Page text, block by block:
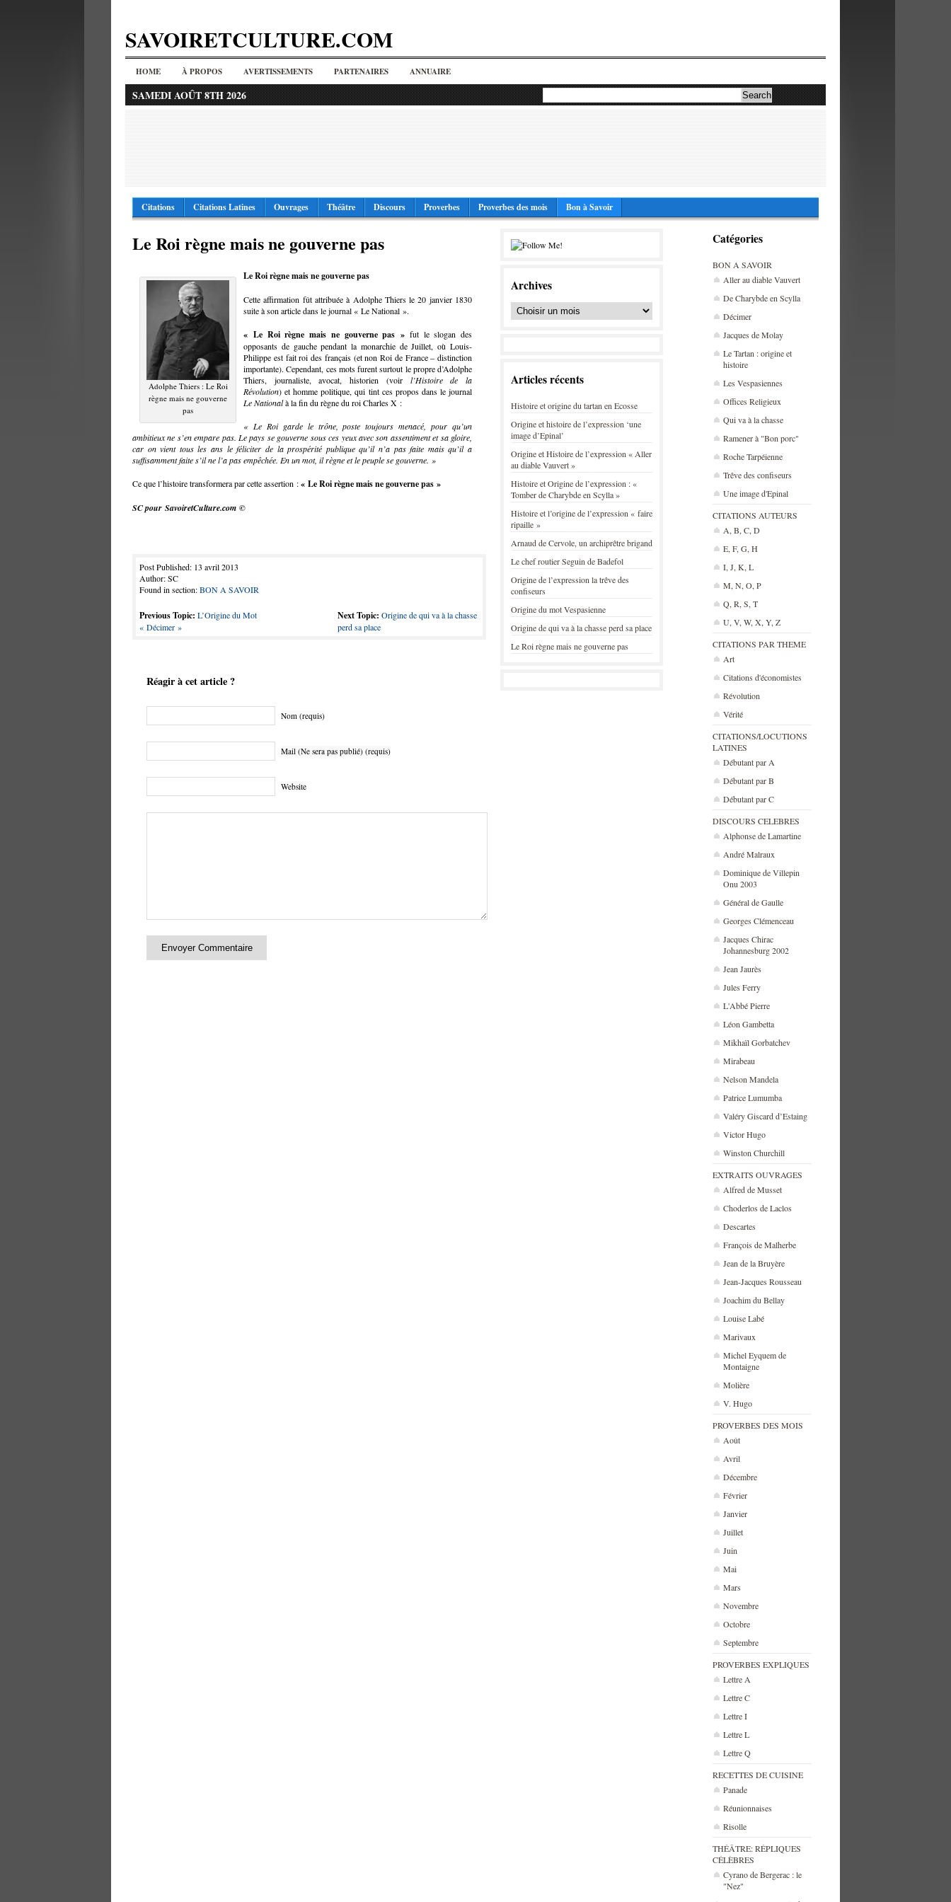
SAVOIRETCULTURE.COM
HOME À PROPOS AVERTISSEMENTS PARTENAIRES ANNUAIRE
SAMEDI AOÛT 8TH 2026
Citations Citations Latines Ouvrages Théâtre Discours Proverbes Proverbes des mois Bon à Savoir
Catégories
BON A SAVOIR
Aller au diable Vauvert
De Charybde en Scylla
Décimer
Jacques de Molay
Le Tartan : origine et
histoire
Les Vespasiennes
Offices Religieux
Qui va à la chasse
Ramener à "Bon porc"
Roche Tarpéienne
Trêve des confiseurs
Une image d'Epinal
CITATIONS AUTEURS
A, B, C, D
E, F, G, H
I, J, K, L
M, N, O, P
Q, R, S, T
U, V, W, X, Y, Z
CITATIONS PAR THEME
Art
Citations d'économistes
Révolution
Vérité
CITATIONS/LOCUTIONS
LATINES
Débutant par A
Débutant par B
Débutant par C
DISCOURS CELEBRES
Alphonse de Lamartine
André Malraux
Dominique de Villepin
Onu 2003
Général de Gaulle
Georges Clémenceau
Jacques Chirac
Johannesburg 2002
Jean Jaurès
Jules Ferry
L'Abbé Pierre
Léon Gambetta
Mikhaïl Gorbatchev
Mirabeau
Nelson Mandela
Patrice Lumumba
Valéry Giscard d’Estaing
Victor Hugo
Winston Churchill
EXTRAITS OUVRAGES
Alfred de Musset
Choderlos de Laclos
Descartes
François de Malherbe
Jean de la Bruyère
Jean-Jacques Rousseau
Joachim du Bellay
Louise Labé
Marivaux
Michel Eyquem de
Montaigne
Molière
V. Hugo
PROVERBES DES MOIS
Août
Avril
Décembre
Février
Janvier
Juillet
Juin
Mai
Mars
Novembre
Octobre
Septembre
PROVERBES EXPLIQUES
Lettre A
Lettre C
Lettre I
Lettre L
Lettre Q
RECETTES DE CUISINE
Panade
Réunionnaises
Risolle
THÉÂTRE: RÉPLIQUES
CÉLÈBRES
Cyrano de Bergerac : le
"Nez"
Le Roi règne mais ne gouverne pas
Adolphe Thiers : Le Roi
règne mais ne gouverne
pas
Le Roi règne mais ne gouverne pas
Cette affirmation fût attribuée à Adolphe Thiers le 20 janvier 1830
suite à son article dans le journal « Le National ».
« Le Roi règne mais ne gouverne pas » fut le slogan des
opposants de gauche pendant la monarchie de Juillet, où Louis-
Philippe est fait roi des français (et non Roi de France – distinction
importante). Cependant, ces mots furent surtout le propre d’Adolphe
Thiers, journaliste, avocat, historien (voir l’Histoire de la
Révolution) et homme politique, qui tint ces propos dans le journal
Le Nationalà la fin du règne du roi Charles X :
« Le Roi garde le trône, poste toujours menacé, pour qu’un
ambitieux ne s’en empare pas. Le pays se gouverne sous ces yeux avec son assentiment et sa gloire,
car on vient tous les ans le féliciter de la prospérité publique qu’il n’a pas faite mais qu’il a
suffisamment faite s’il ne l’a pas empêchée. En un mot, il règne et le peuple se gouverne. »
Ce que l’histoire transformera par cette assertion :« Le Roi règne mais ne gouverne pas »
SC pour SavoiretCulture.com ©
Post Published: 13 avril 2013
Author: SC
Found in section:BON A SAVOIR
Previous Topic: L’Origine du Mot
« Décimer »
Next Topic: Origine de qui va à la chasse
perd sa place
Réagir à cet article ?
Nom (requis)
Mail (Ne sera pas publié) (requis)
Website
Archives
Articles récents
Histoire et origine du tartan en Ecosse
Origine et histoire de l’expression ‘une
image d’Epinal’
Origine et Histoire de l’expression « Aller
au diable Vauvert »
Histoire et Origine de l’expression : «
Tomber de Charybde en Scylla »
Histoire et l’origine de l’expression « faire
ripaille »
Arnaud de Cervole, un archiprêtre brigand
Le chef routier Seguin de Badefol
Origine de l’expression la trêve des
confiseurs
Origine du mot Vespasienne
Origine de qui va à la chasse perd sa place
Le Roi règne mais ne gouverne pas